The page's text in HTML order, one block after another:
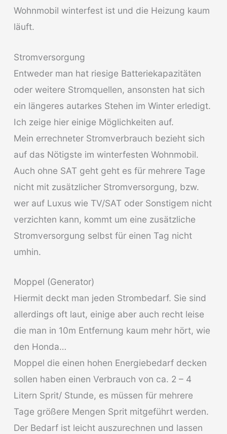
Wohnmobil winterfest ist und die Heizung kaum
läuft.
Stromversorgung
Entweder man hat riesige Batteriekapazitäten
oder weitere Stromquellen, ansonsten hat sich
ein längeres autarkes Stehen im Winter erledigt.
Ich zeige hier einige Möglichkeiten auf.
Mein errechneter Stromverbrauch bezieht sich
auf das Nötigste im winterfesten Wohnmobil.
Auch ohne SAT geht geht es für mehrere Tage
nicht mit zusätzlicher Stromversorgung, bzw.
wer auf Luxus wie TV/SAT oder Sonstigem nicht
verzichten kann, kommt um eine zusätzliche
Stromversorgung selbst für einen Tag nicht
umhin.
Moppel (Generator)
Hiermit deckt man jeden Strombedarf. Sie sind
allerdings oft laut, einige aber auch recht leise
die man in 10m Entfernung kaum mehr hört, wie
den Honda…
Moppel die einen hohen Energiebedarf decken
sollen haben einen Verbrauch von ca. 2 – 4
Litern Sprit/ Stunde, es müssen für mehrere
Tage größere Mengen Sprit mitgeführt werden.
Der Bedarf ist leicht auszurechnen und lassen